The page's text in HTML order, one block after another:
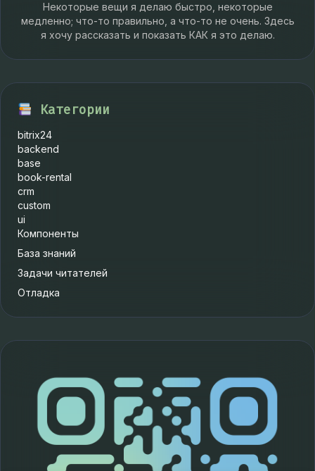
Некоторые вещи я делаю быстро, некоторые
медленно; что-то правильно, а что-то не очень. Здесь
я хочу рассказать и показать КАК я это делаю.
Категории
bitrix24
backend
base
book-rental
crm
custom
ui
Компоненты
База знаний
Задачи читателей
Отладка